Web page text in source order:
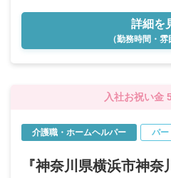
詳細を
（勤務時間・雰
入社お祝い金
介護職・ホームヘルパー パー
『神奈川県横浜市神